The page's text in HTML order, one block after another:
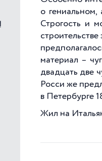
о
Строгость и
материал –
двадцать две
Росси же
в Петербурге
Жил на